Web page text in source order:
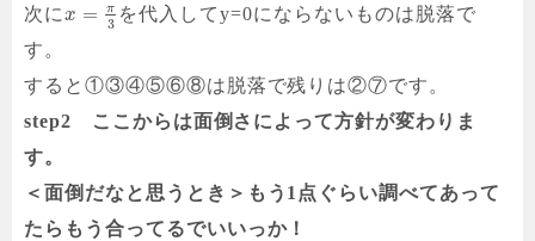
次にx = π
3 を代入してy=0にならないものは脱落で
す。
すると①③④⑤⑥⑧は脱落で残りは②⑦です。
step2 ここからは面倒さによって方針が変わりま
す。
＜面倒だなと思うとき＞もう1点ぐらい調べてあって
たらもう合ってるでいいっか！